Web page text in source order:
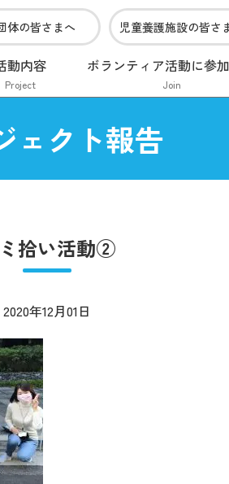
体の皆さまへ 児童養護施設の皆さ
動内容
Project
ボランティア活動に参
Join
ェクト報告
拾い活動②
2020年12月01日